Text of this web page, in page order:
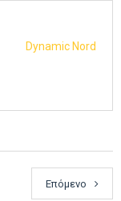
Dynamic Nord
Επόμενο